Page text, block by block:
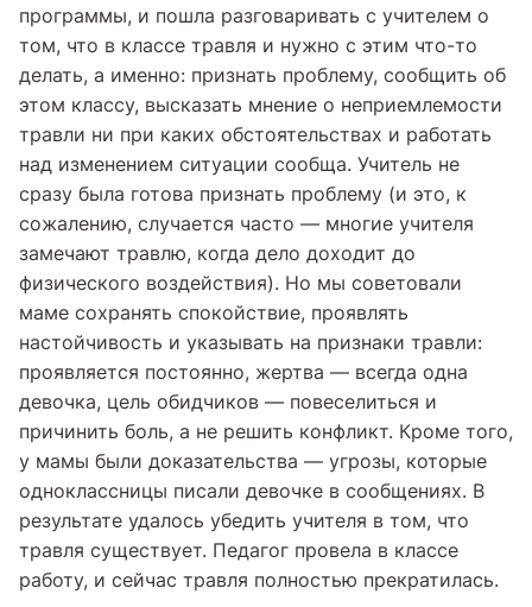
программы, и пошла разговаривать с учителем о
том, что в классе травля и нужно с этим что-то
делать, а именно: признать проблему, сообщить об
этом классу, высказать мнение о неприемлемости
травли ни при каких обстоятельствах и работать
над изменением ситуации сообща. Учитель не
сразу была готова признать проблему (и это, к
сожалению, случается часто — многие учителя
замечают травлю, когда дело доходит до
физического воздействия). Но мы советовали
маме сохранять спокойствие, проявлять
настойчивость и указывать на признаки травли:
проявляется постоянно, жертва — всегда одна
девочка, цель обидчиков — повеселиться и
причинить боль, а не решить конфликт. Кроме того,
у мамы были доказательства — угрозы, которые
одноклассницы писали девочке в сообщениях. В
результате удалось убедить учителя в том, что
травля существует. Педагог провела в классе
работу, и сейчас травля полностью прекратилась.